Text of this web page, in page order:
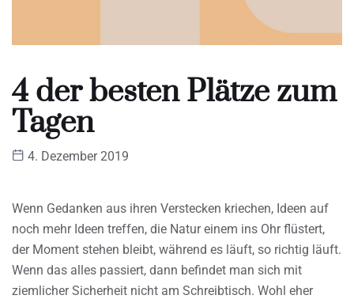
4 der besten Plätze zum
Tagen
4. Dezember 2019
Wenn Gedanken aus ihren Verstecken kriechen, Ideen auf
noch mehr Ideen treffen, die Natur einem ins Ohr flüstert,
der Moment stehen bleibt, während es läuft, so richtig läuft.
Wenn das alles passiert, dann befindet man sich mit
ziemlicher Sicherheit nicht am Schreibtisch. Wohl eher